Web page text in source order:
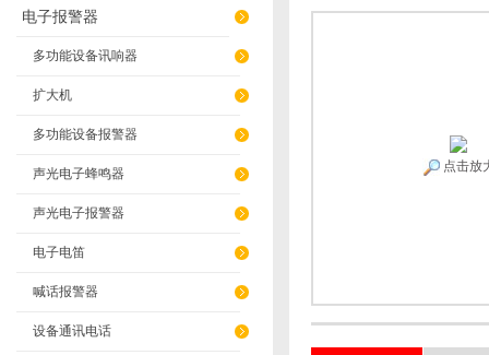
电子报警器
多功能设备讯响器
扩大机
多功能设备报警器
声光电子蜂鸣器
声光电子报警器
电子电笛
喊话报警器
设备通讯电话
点击放